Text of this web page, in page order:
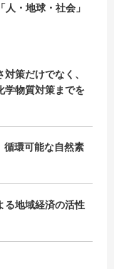
「人・地球・社会」
策だけでなく、
学物質対策までを
循環可能な自然素
る地域経済の活性